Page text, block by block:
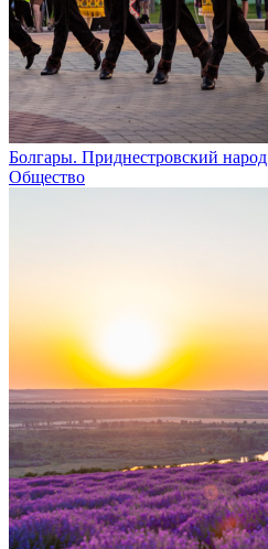
Болгары. Приднестровский народ
Общество